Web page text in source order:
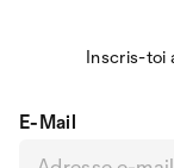
Inscris-toi
E-Mail